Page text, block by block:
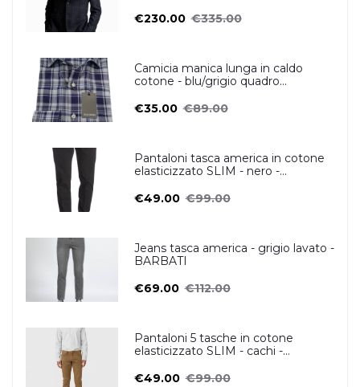
€230.00 €335.00
Camicia manica lunga in caldo
cotone - blu/grigio quadro
€35.00 €89.00
Pantaloni tasca america in cotone
elasticizzato SLIM - nero -
€49.00 €99.00
Jeans tasca america - grigio lavato -
BARBATI
€69.00 €112.00
Pantaloni 5 tasche in cotone
elasticizzato SLIM - cachi -
€49.00 €99.00